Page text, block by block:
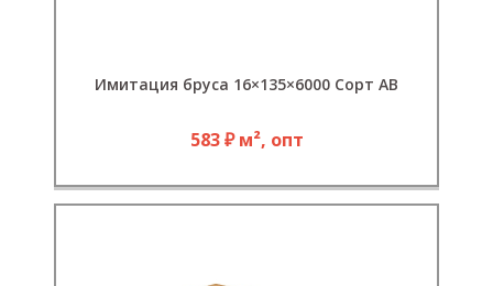
Имитация бруса 16×135×6000 Сорт АВ
583 ₽ м², опт